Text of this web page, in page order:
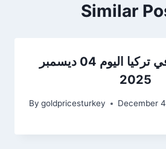
Similar
سعر الذهب في تركيا اليوم 04 ديسمبر
2025
By goldpricesturkey December